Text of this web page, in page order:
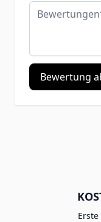
Bewertungen
Bewertung